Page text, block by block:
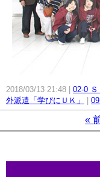
2018/03/13 21:48 02-0 Ｓ
外派遣「学びにＵＫ」
«